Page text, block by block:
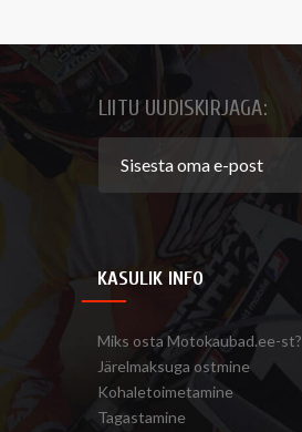
LIITU UUDISKIRJAGA:
KASULIK INFO
Miks osta Motokaubad.ee-st?
Järelmaksuga ostmine
Kohaletoimetamine
Tagastamine